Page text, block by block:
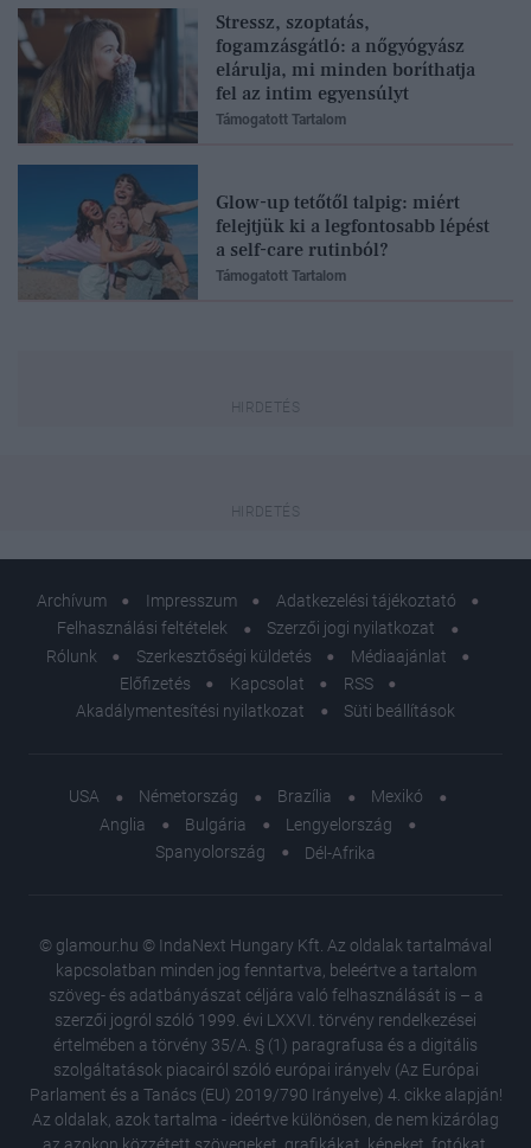
Stressz, szoptatás,
fogamzásgátló: a nőgyógyász
elárulja, mi minden boríthatja
fel az intim egyensúlyt
Támogatott Tartalom
Glow-up tetőtől talpig: miért
felejtjük ki a legfontosabb lépést
a self-care rutinból?
Támogatott Tartalom
Archívum Impresszum
Adatkezelési tájékoztató
Felhasználási feltételek
Szerzői jogi nyilatkozat
Rólunk
Szerkesztőségi küldetés
Médiaajánlat
Előfizetés
Kapcsolat
RSS
Akadálymentesítési nyilatkozat
Süti beállítások
USA Németország Brazília
Mexikó
Anglia
Bulgária
Lengyelország
Spanyolország
Dél-Afrika
© glamour.hu © IndaNext Hungary Kft. Az oldalak tartalmával
kapcsolatban minden jog fenntartva, beleértve a tartalom
szöveg- és adatbányászat céljára való felhasználását is – a
szerzői jogról szóló 1999. évi LXXVI. törvény rendelkezései
értelmében a törvény 35/A. § (1) paragrafusa és a digitális
szolgáltatások piacairól szóló európai irányelv (Az Európai
Parlament és a Tanács (EU) 2019/790 Irányelve) 4. cikke alapján!
Az oldalak, azok tartalma - ideértve különösen, de nem kizárólag